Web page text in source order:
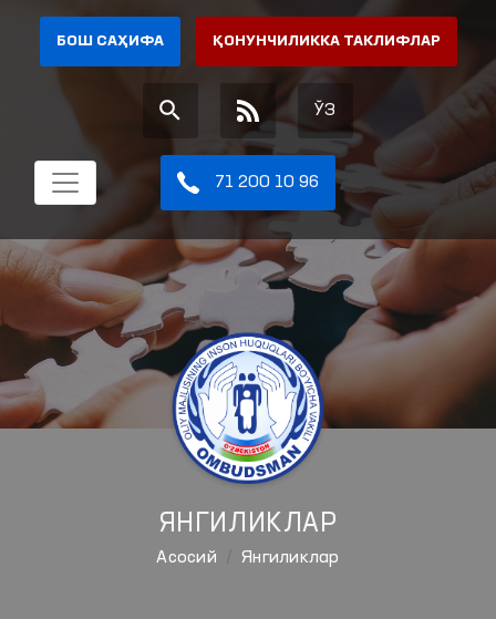
БОШ САҲИФА ҚОНУНЧИЛИККА ТАКЛИФЛАР
ЎЗ
71 200 10 96
ЯНГИЛИКЛАР
Aсосий Янгиликлар